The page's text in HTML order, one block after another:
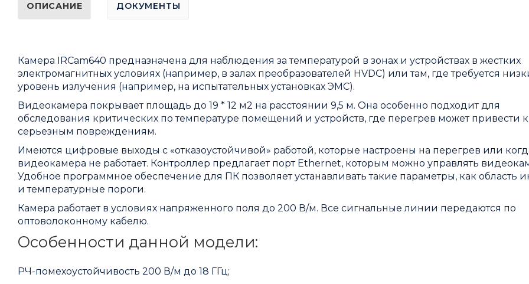
ОПИСАНИЕ ДОКУМЕНТЫ
Камера IRCam640 предназначена для наблюдения за температурой в зонах и устройствах в жестких
электромагнитных условиях (например, в залах преобразователей HVDC) или там, где требуется
уровень излучения (например, на испытательных установках ЭМС).
Видеокамера покрывает площадь до 19 * 12 м2 на расстоянии 9,5 м. Она особенно подходит для
обследования критических по температуре помещений и устройств, где перегрев может привести к
серьезным повреждениям.
Имеются цифровые выходы с «отказоустойчивой» работой, которые настроены на перегрев или
видеокамера не работает. Контроллер предлагает порт Ethernet, которым можно управлять
Удобное программное обеспечение для ПК позволяет устанавливать такие параметры, как область
и температурные пороги.
Камера работает в условиях напряженного поля до 200 В/м. Все сигнальные линии передаются по
оптоволоконному кабелю.
Особенности данной модели:
РЧ-помехоустойчивость 200 В/м до 18 ГГц;